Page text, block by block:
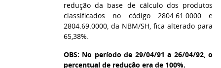
redução da base de cálculo dos produtos
classificados no código 2804.61.0000 e
2804.69.0000, da NBM/SH, fica alterado para
65,38%.
OBS: No período de 29/04/91 a 26/04/92, o
percentual de redução era de 100%.